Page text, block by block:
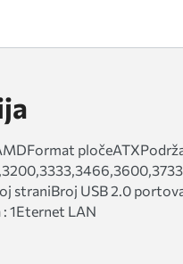
straniBroj USB 2.0
1Eternet LAN